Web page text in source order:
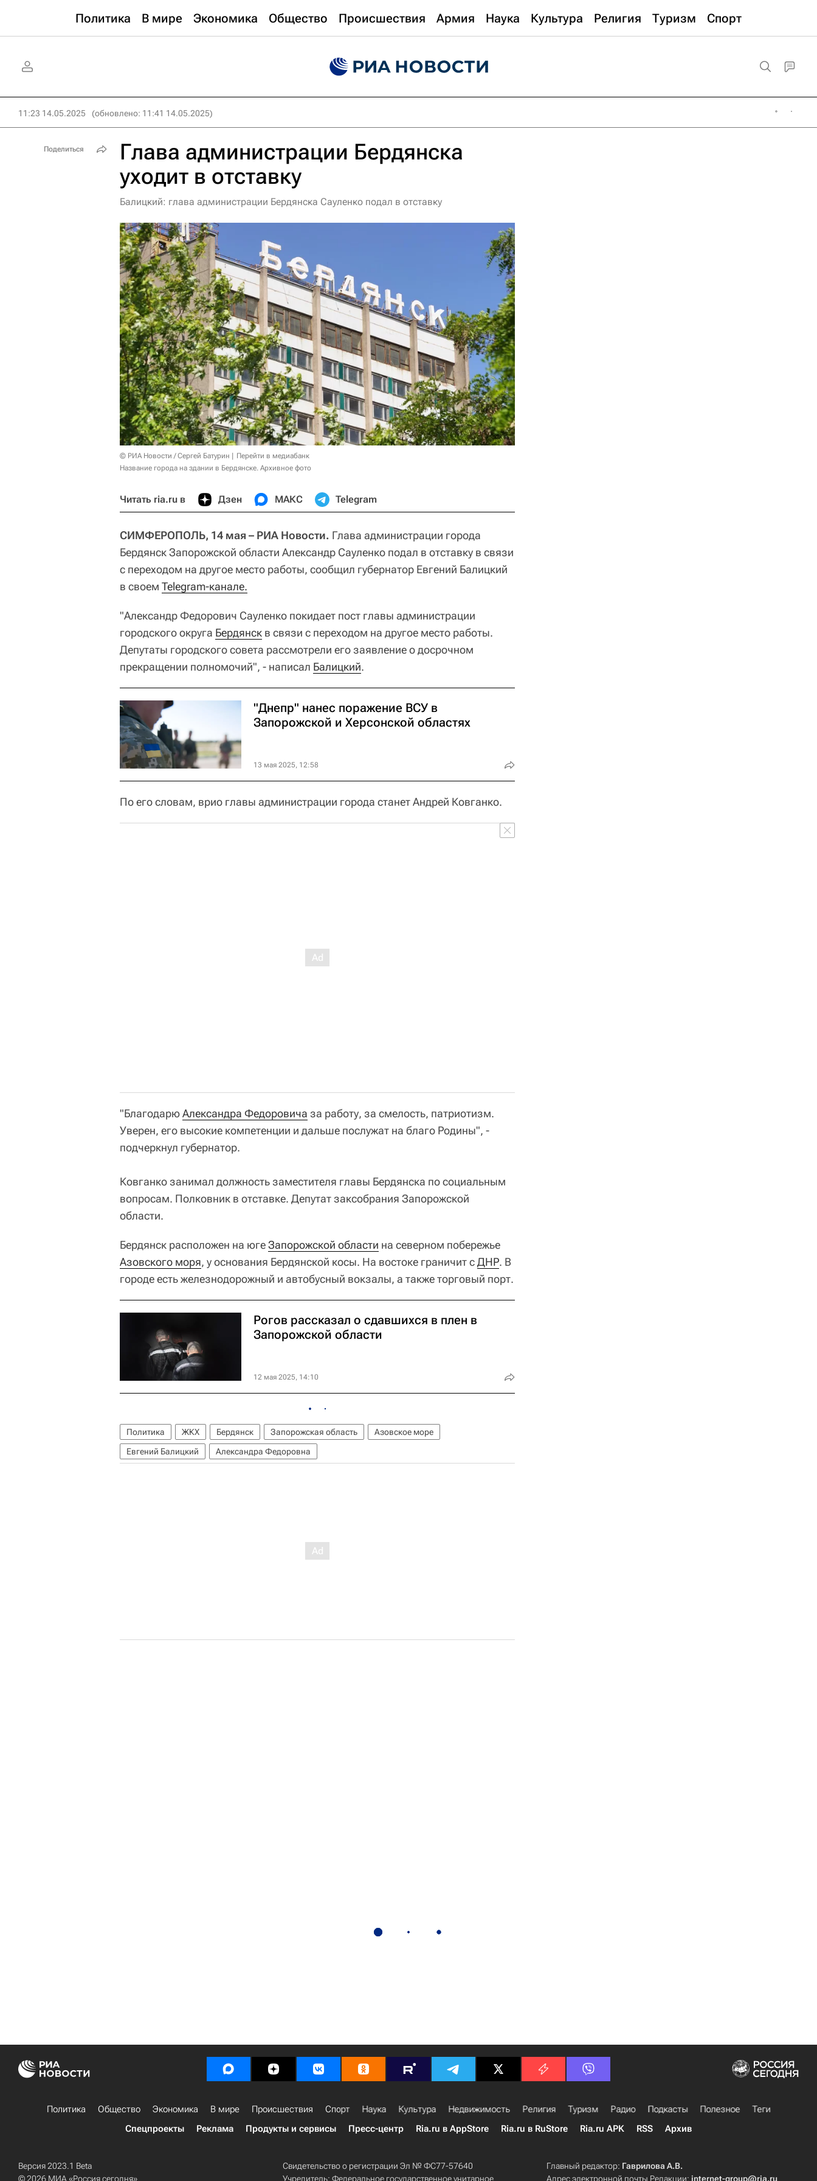
Политика В мире Экономика Общество Происшествия Армия Наука Культура Религия Туризм Спорт
11:23 14.05.2025 (обновлено: 11:41 14.05.2025)
Глава администрации Бердянска
уходит в отставку
Балицкий: глава администрации Бердянска Сауленко подал в отставку
© РИА Новости / Сергей Батурин
Перейти в медиабанк
Название города на здании в Бердянске. Архивное фото
Читать ria.ru в Дзен МАКС Telegram
СИМФЕРОПОЛЬ, 14 мая – РИА Новости. Глава администрации города
Бердянск Запорожской области Александр Сауленко подал в отставку в связи
с переходом на другое место работы, сообщил губернатор Евгений Балицкий
в своем Telegram-канале.
"Александр Федорович Сауленко покидает пост главы администрации
городского округа Бердянск в связи с переходом на другое место работы.
Депутаты городского совета рассмотрели его заявление о досрочном
прекращении полномочий", - написал Балицкий.
"Днепр" нанес поражение ВСУ в
Запорожской и Херсонской областях
13 мая 2025, 12:58
По его словам, врио главы администрации города станет Андрей Ковганко.
"БлагодарюАлександра Федоровича за работу, за смелость, патриотизм.
Уверен, его высокие компетенции и дальше послужат на благо Родины", -
подчеркнул губернатор.
Ковганко занимал должность заместителя главы Бердянска по социальным
вопросам. Полковник в отставке. Депутат заксобрания Запорожской
области.
Бердянск расположен на югеЗапорожской области на северном побережье
Азовского моря, у основания Бердянской косы. На востоке граничит сДНР. В
городе есть железнодорожный и автобусный вокзалы, а также торговый порт.
Рогов рассказал о сдавшихся в плен в
Запорожской области
12 мая 2025, 14:10
Политика ЖКХ Бердянск Запорожская область
Азовское море
Евгений Балицкий
Александра Федоровна
Поделиться
Политика Общество Экономика В мире Происшествия Спорт Наука Культура Недвижимость Религия Туризм Радио Подкасты Полезное
Теги
Спецпроекты
Реклама Продукты и сервисы Пресс-центр Ria.ru в AppStore Ria.ru в RuStore Ria.ru APK RSS Архив
Версия 2023.1 Beta
© 2026 МИА «Россия сегодня»
Свидетельство о регистрации Эл № ФС77-57640
Учредитель: Федеральное государственное унитарное
Главный редактор: Гаврилова А.В.
Адрес электронной почты Редакции:internet-group@ria.ru